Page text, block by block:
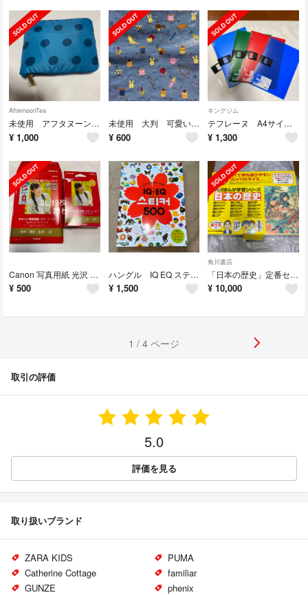
AfternoonTea
未使用 アフタヌーンティー エコバッグ 折りたたみ
¥ 1,000
未使用 大判 可愛い レジャーシート
¥ 600
キングジム
テフレーヌ A4サイズ 4冊+おまけ セット ルーズリーフバインダー
¥ 1,300
Canon 写真用紙 光沢 ゴールド L判+ 2L判 厚手 開封済
¥ 500
ハングル IQ EQ ステッカー 500 シールブック 韓国語 幼児 キッズ
¥ 1,500
角川書店
「日本の歴史」定番セット（１５点）角川
¥ 10,000
1 / 4 ページ
取引の評価
5.0
評価を見る
取り扱いブランド
ZARA KIDS
PUMA
Catherine Cottage
familiar
GUNZE
phenix